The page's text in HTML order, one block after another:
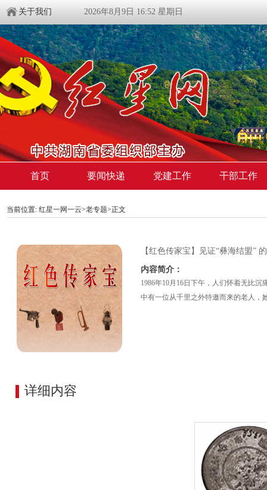
关于我们 2026年8月9日 16:52 星期日
首页 要闻快递 党建工作 干部工作
当前位置: 红星一网一云>老专题>正文
【红色传家宝】见证“彝海结盟”
内容简介：
1986年10月16日下午，人们怀着无比
中有一位从千里之外特邀而来的老人，
详细内容